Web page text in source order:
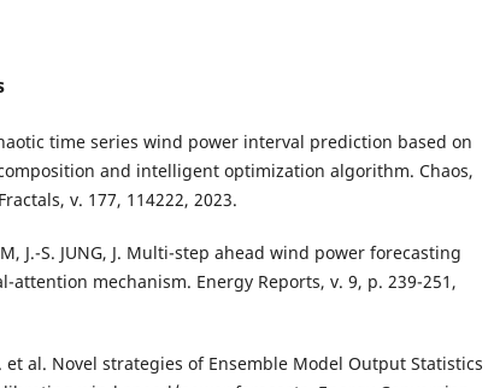
time series wind power interval prediction based on
and intelligent optimization algorithm. Chaos,
v. 177, 114222, 2023.
J.-S. JUNG, J. Multi-step ahead wind power forecasting
attention mechanism. Energy Reports, v. 9, p. 239-251,
et al. Novel strategies of Ensemble Model Output Statistics